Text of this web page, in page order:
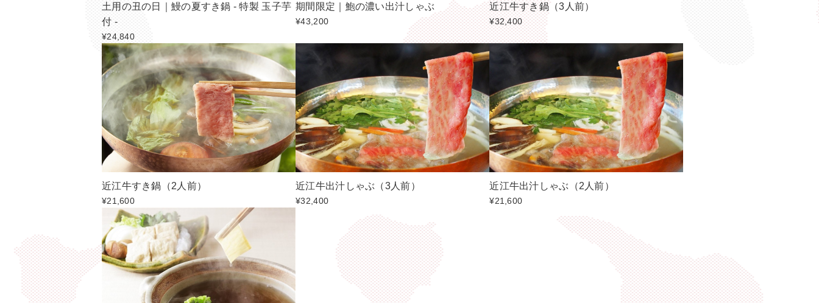
土用の丑の日｜鰻の夏すき鍋 - 特製 玉子芋
付 -
¥24,840
期間限定｜鮑の濃い出汁しゃぶ
¥43,200
近江牛すき鍋（3人前）
¥32,400
近江牛すき鍋（2人前）
¥21,600
近江牛出汁しゃぶ（3人前）
¥32,400
近江牛出汁しゃぶ（2人前）
¥21,600